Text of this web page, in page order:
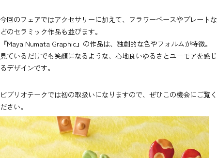
今回のフェアではアクセサリーに加えて、フラワーベースやプレートな
どのセラミック作品も並びます。
『Maya Numata Graphic』の作品は、独創的な色やフォルムが特徴。
見ているだけでも笑顔になるような、心地良いゆるさとユーモアを感じ
るデザインです。
ビブリオテークでは初の取扱いになりますので、ぜひこの機会にご覧く
ださい。